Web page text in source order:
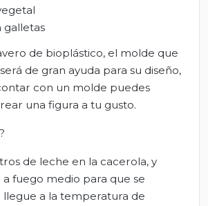
galletas
de bioplástico, el molde que
de gran ayuda para su diseño,
con un molde puedes
una figura a tu gusto.
de leche en la cacerola, y
fuego medio para que se
llegue a la temperatura de